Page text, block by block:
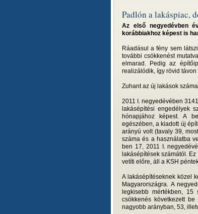
Padlón a lakáspiac,
Az első negyedévben
korábbiakhoz képest is
Ráadásul a fény sem
további csökkenést
elmarad. Pedig az
realizálódik, így rövid
Zuhant az új lakások
2011 I. negyedévében
lakásépítési engedélyek
hónapjához képest. A
egészében, a kiadott új
arányú volt (tavaly 39,
száma és a használatba
ben 17, 2011 I.
lakásépítések számától.
vetíti előre, áll a KSH
A lakásépítéseknek közel
Magyarországra. A
legkisebb mértékben, 15
csökkenés következett
nagyobb arányban, 53,